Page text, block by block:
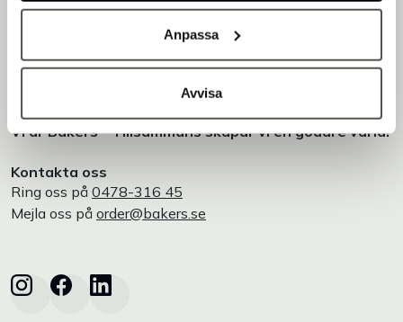
Anpassa
Avvisa
Bakers är en helhetsleverantör av professionell
utrustning för bageri, konditori och restaurang – med egen
Vi är Bakers - Tillsammans skapar vi en godare värld!
Kontakta oss
Ring oss på 0478-316 45
Mejla oss på order@bakers.se